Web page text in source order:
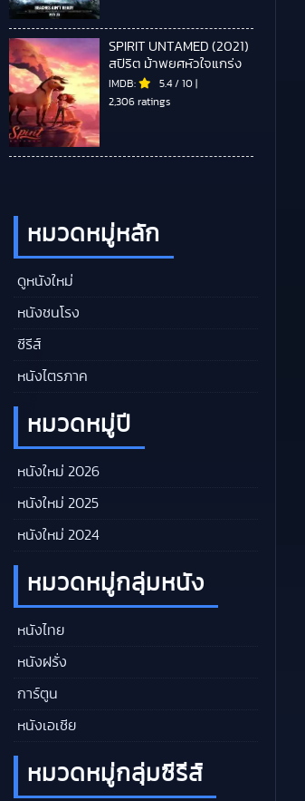
SPIRIT UNTAMED (2021)
สปิริต ม้าพยศหัวใจแกร่ง
IMDB: 5.4 / 10 |
2,306 ratings
หมวดหมู่หลัก
ดูหนังใหม่
หนังชนโรง
ซีรีส์
หนังไตรภาค
หมวดหมู่ปี
หนังใหม่ 2026
หนังใหม่ 2025
หนังใหม่ 2024
หมวดหมู่กลุ่มหนัง
หนังไทย
หนังฝรั่ง
การ์ตูน
หนังเอเชีย
หมวดหมู่กลุ่มซีรีส์